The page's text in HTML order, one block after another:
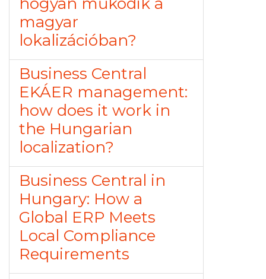
magyar
lokalizációban?
Business Central
EKÁER management:
how does it work in
the Hungarian
localization?
Business Central in
Hungary: How a
Global ERP Meets
Local Compliance
Requirements